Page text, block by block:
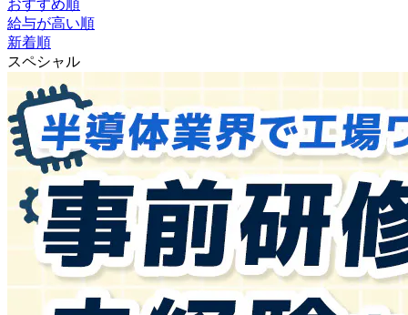
おすすめ順
給与が高い順
新着順
スペシャル